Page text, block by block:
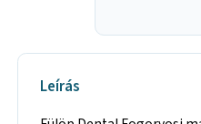
Leírás